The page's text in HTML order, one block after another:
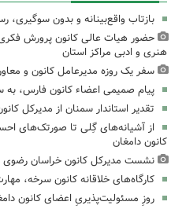
بازتاب واقع‌بینانه و بدون سوگیری،
حضور هیات عالی کانون پرورش
هنری و ادبی مراکز استان
سفر یک روزه مدیرعامل کانون و
پیام صمیمی اعضاء کانون فارس، به
تقدیر استاندار سمنان از مدیرکل
از آشیانه‌های گِلی تا صورتک‌های
کانون دامغان
نشست مدیرکل کانون خراسان رضوی
کارگاه‌های خلاقانه کانون سرخه،
روزِ مسئولیت‌پذیریِ اعضای کانون